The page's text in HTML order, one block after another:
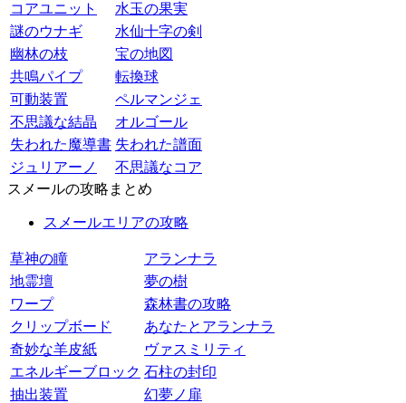
コアユニット
水玉の果実
謎のウナギ
水仙十字の剣
幽林の枝
宝の地図
共鳴パイプ
転換球
可動装置
ペルマンジェ
不思議な結晶
オルゴール
失われた魔導書 失われた譜面
ジュリアーノ
不思議なコア
スメールの攻略まとめ
スメールエリアの攻略
草神の瞳
アランナラ
地霊壇
夢の樹
ワープ
森林書の攻略
クリップボード
あなたとアランナラ
奇妙な羊皮紙
ヴァスミリティ
エネルギーブロック 石柱の封印
抽出装置
幻夢ノ扉